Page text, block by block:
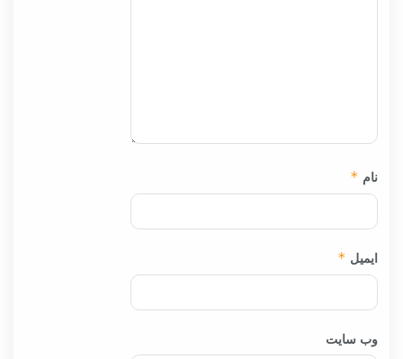
نام *
ایمیل *
وب‌ سایت